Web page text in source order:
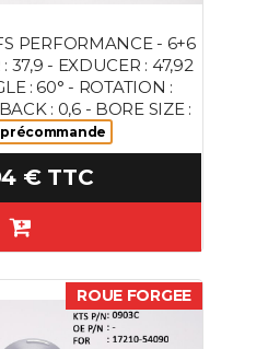
PERFORMANCE - 6+6
37,9 - EXDUCER : 47,92
: 60° - ROTATION :
: 0,6 - BORE SIZE :
précommande
€ TTC
ROUE FORGEE